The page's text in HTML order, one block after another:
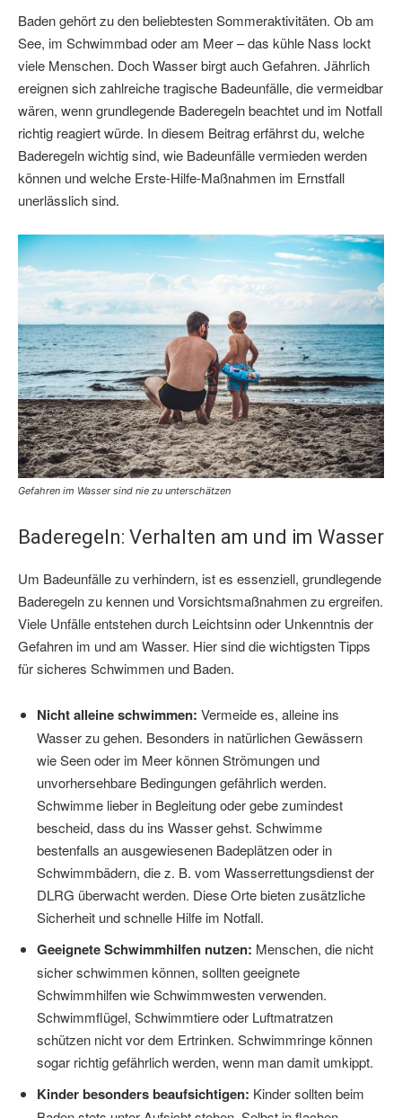
Baden gehört zu den beliebtesten Sommeraktivitäten. Ob am
See, im Schwimmbad oder am Meer – das kühle Nass lockt
viele Menschen. Doch Wasser birgt auch Gefahren. Jährlich
ereignen sich zahlreiche tragische Badeunfälle, die vermeidbar
wären, wenn grundlegende Baderegeln beachtet und im Notfall
richtig reagiert würde. In diesem Beitrag erfährst du, welche
Baderegeln wichtig sind, wie Badeunfälle vermieden werden
können und welche Erste-Hilfe-Maßnahmen im Ernstfall
unerlässlich sind.
Gefahren im Wasser sind nie zu unterschätzen
Baderegeln: Verhalten am und im Wasser
Um Badeunfälle zu verhindern, ist es essenziell, grundlegende
Baderegeln zu kennen und Vorsichtsmaßnahmen zu ergreifen.
Viele Unfälle entstehen durch Leichtsinn oder Unkenntnis der
Gefahren im und am Wasser. Hier sind die wichtigsten Tipps
für sicheres Schwimmen und Baden.
Nicht alleine schwimmen: Vermeide es, alleine ins
Wasser zu gehen. Besonders in natürlichen Gewässern
wie Seen oder im Meer können Strömungen und
unvorhersehbare Bedingungen gefährlich werden.
Schwimme lieber in Begleitung oder gebe zumindest
bescheid, dass du ins Wasser gehst. Schwimme
bestenfalls an ausgewiesenen Badeplätzen oder in
Schwimmbädern, die z. B. vom Wasserrettungsdienst der
DLRG überwacht werden. Diese Orte bieten zusätzliche
Sicherheit und schnelle Hilfe im Notfall.
Geeignete Schwimmhilfen nutzen: Menschen, die nicht
sicher schwimmen können, sollten geeignete
Schwimmhilfen wie Schwimmwesten verwenden.
Schwimmflügel, Schwimmtiere oder Luftmatratzen
schützen nicht vor dem Ertrinken. Schwimmringe können
sogar richtig gefährlich werden, wenn man damit umkippt.
Kinder besonders beaufsichtigen: Kinder sollten beim